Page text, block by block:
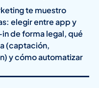
te muestro
elegir entre app y
de forma legal, qué
(captación,
y cómo automatizar